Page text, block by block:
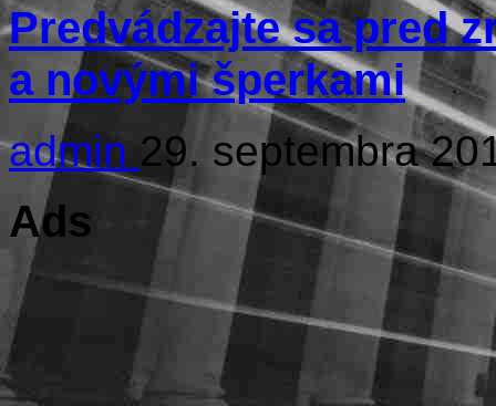
Predvádzajte sa pred
a novými šperkami
admin 29. septembra
Ads